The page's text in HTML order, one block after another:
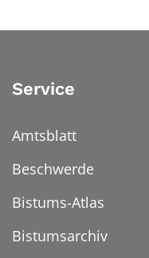
Service
Amtsblatt
Beschwerde
Bistums-Atlas
Bistumsarchiv